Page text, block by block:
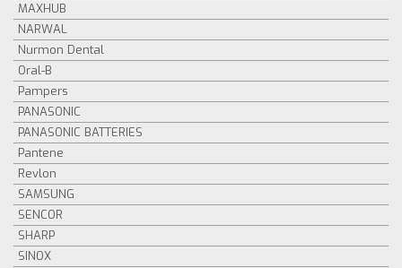
MAXHUB
NARWAL
Nurmon Dental
Oral-B
Pampers
PANASONIC
PANASONIC BATTERIES
Pantene
Revlon
SAMSUNG
SENCOR
SHARP
SINOX